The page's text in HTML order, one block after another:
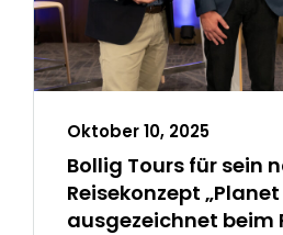
Oktober 10, 2025
Bollig Tours für sein
Reisekonzept „Planet
ausgezeichnet beim